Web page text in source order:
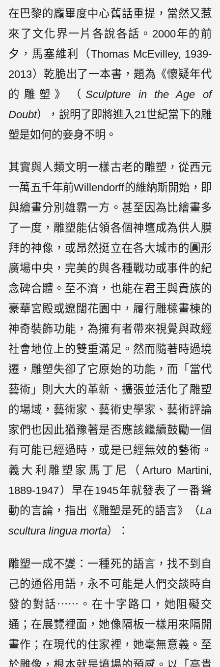
在巴黎的龐畢度中心舊話重提，當然又惹
來了文化界一片各說各話。2000年的前
夕，馬塞維利（Thomas McEvilley, 1939-
2013）乾脆出了一本書，題為《懷疑年代
的雕塑》（Sculpture in the Age of
Doubt），說明了即將進入21世紀當下的雕
塑是如何的妾身不明。
其實與人類文明一樣古老的雕塑，從西元
一萬五千年前Willendorff的維納斯開始，即
與繪畫分別雄霸一方。甚至因為比繪畫多
了一度，雕塑能佔領各個神壇成為供人膜
拜的神像，或昂然挺立在各大城市的圓形
廣場中央，完美的與各種戰功或事件的紀
念碑合體。至不濟，也能在君王與貴族的
豪華宮殿或遼闊花園中，履行雕樑畫棟的
神奇裝飾功能，為擁有者帶來視覺與政經
社會地位上的雙重滿足。然而隨著時過境
遷，雕塑失卻了它原始的功能，而「當代
藝術」則大大的革新、擴張並活化了雕塑
的場域，藝術家、藝術史學家、藝術評論
家們也因此猶豫著是否應該繼續鼓勵一個
有可能已經過時，或是已經無效的藝術。
義大利雕塑家馬丁尼（Arturo Martini,
1889-1947）早在1945年就發表了一番聳
動的言論，指出《雕塑是死的語言》（La
scultura lingua morta）：
雕塑一成不變：一種死的語言，找不到自
己的通俗用語，永不可能是人們交談時自
發的對話⋯⋯。在十字路口，她阻礙交
通；在展覽裡面，她像隔板一樣用來隔開
畫作；在現代的住家裡，她毫無意義。至